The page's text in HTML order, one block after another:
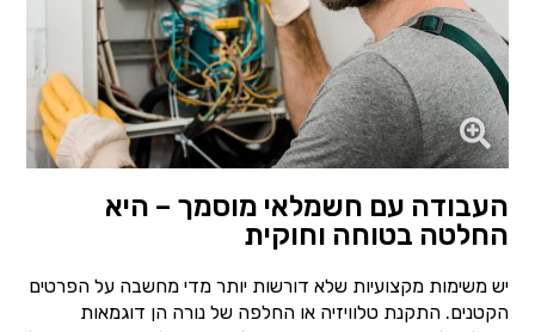
העבודה עם חשמלאי מוסמך – היא
החלטה בטוחה וחוקית
יש משימות מקצועיות שלא דורשות יותר מדי מחשבה על הפרטים
הקטנים. התקנת טלוויזיה או החלפה של נורה הן דוגמאות